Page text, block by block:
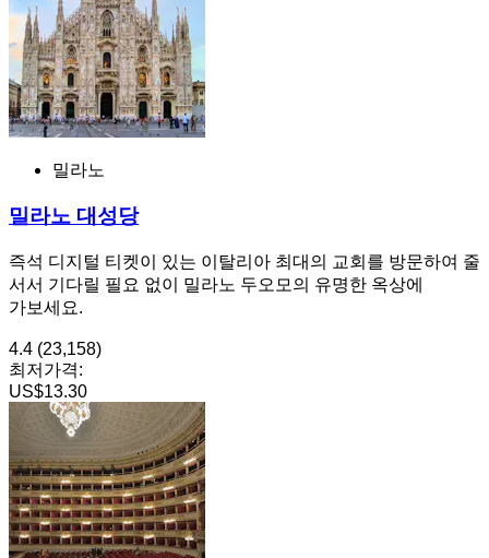
밀라노
밀라노 대성당
즉석 디지털 티켓이 있는 이탈리아 최대의 교회를 방문하여 줄
서서 기다릴 필요 없이 밀라노 두오모의 유명한 옥상에
가보세요.
4.4 (23,158)
최저가격:
US$13.30